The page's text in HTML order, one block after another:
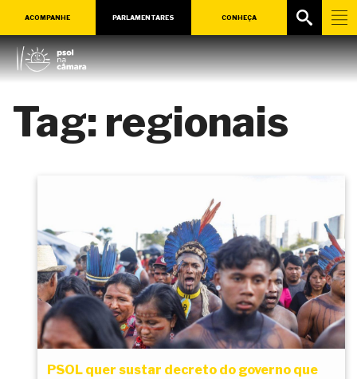
ACOMPANHE PARLAMENTARES CONHEÇA
Tag: regionais
PSOL quer sustar decreto do governo que